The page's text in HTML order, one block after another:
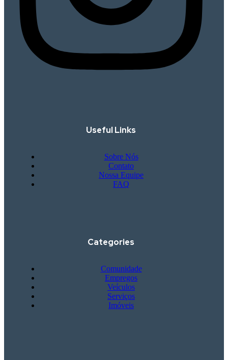
Useful Links
Sobre Nós
Contato
Nossa Equipe
FAQ
Categories
Comunidade
Empregos
Veículos
Serviços
Imóveis